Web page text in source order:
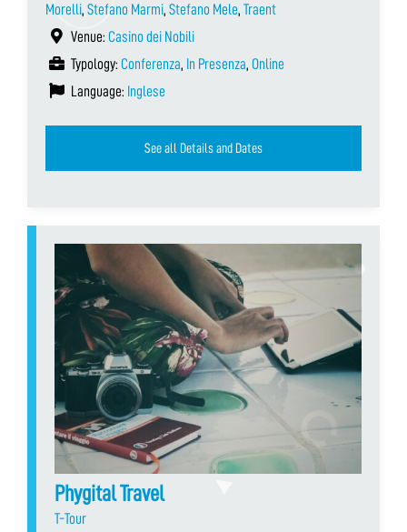
Morelli, Stefano Marmi, Stefano Mele, Traent
Venue: Casino dei Nobili
Typology: Conferenza, In Presenza, Online
Language: Inglese
See all Details and Dates
Phygital Travel
T-Tour